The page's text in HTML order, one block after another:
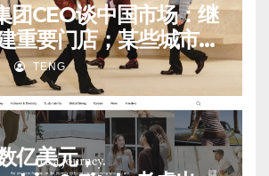
团CEO谈中国市场：继
重要门店；某些城市的
店不再有价值
TENG
亿美元，